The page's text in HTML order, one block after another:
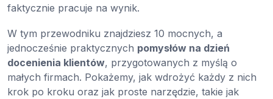
faktycznie pracuje na wynik.
W tym przewodniku znajdziesz 10 mocnych, a
jednocześnie praktycznych pomysłów na dzień
docenienia klientów, przygotowanych z myślą o
małych firmach. Pokażemy, jak wdrożyć każdy z nich
krok po kroku oraz jak proste narzędzie, takie jak